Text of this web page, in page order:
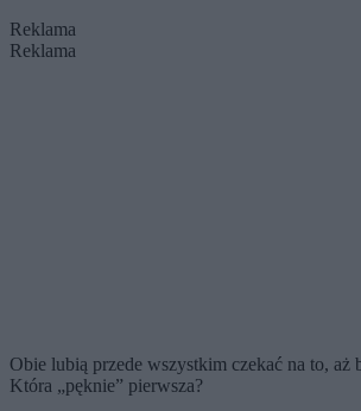
Reklama
Reklama
Obie lubią przede wszystkim czekać na to, aż
Która „pęknie” pierwsza?